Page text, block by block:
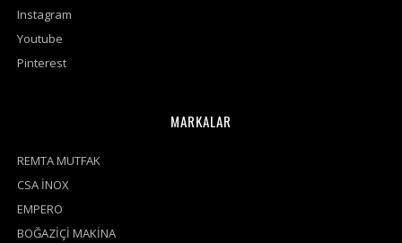
Instagram
Youtube
Pinterest
MARKALAR
REMTA MUTFAK
CSA İNOX
EMPERO
BOĞAZİÇİ MAKİNA